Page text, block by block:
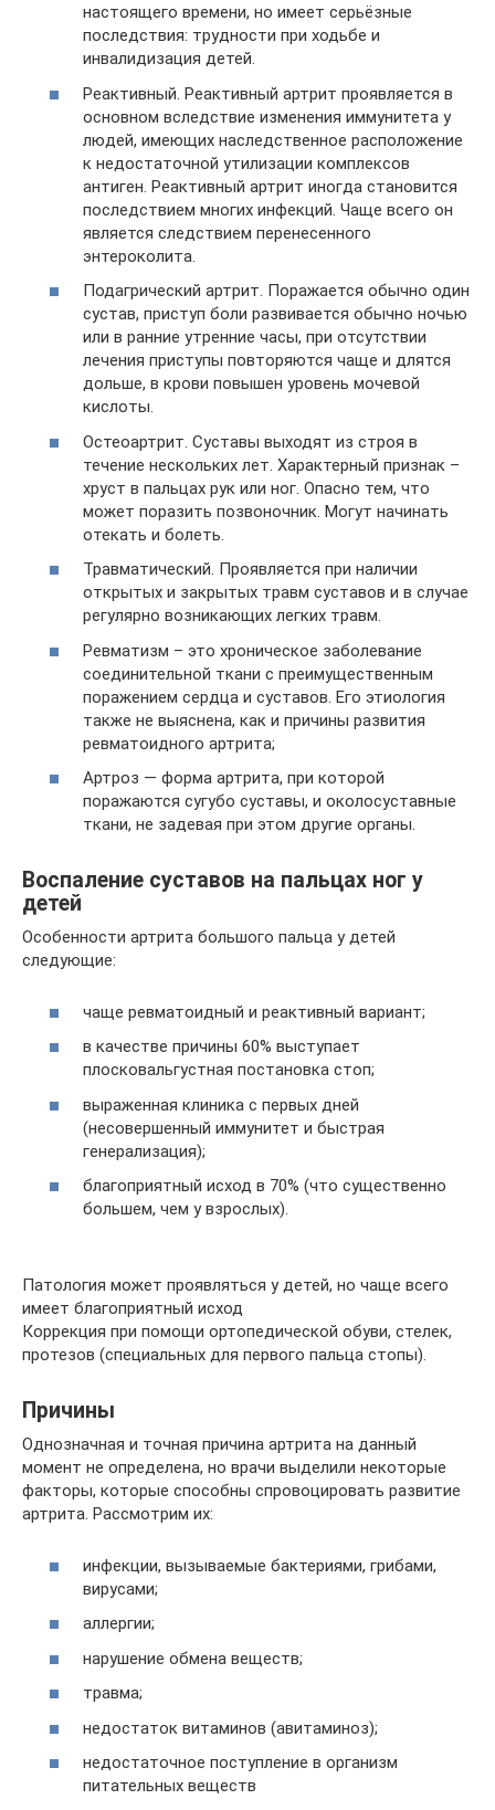
настоящего времени, но имеет серьёзные
последствия: трудности при ходьбе и
инвалидизация детей.
Реактивный. Реактивный артрит проявляется в
основном вследствие изменения иммунитета у
людей, имеющих наследственное расположение
к недостаточной утилизации комплексов
антиген. Реактивный артрит иногда становится
последствием многих инфекций. Чаще всего он
является следствием перенесенного
энтероколита.
Подагрический артрит. Поражается обычно один
сустав, приступ боли развивается обычно ночью
или в ранние утренние часы, при отсутствии
лечения приступы повторяются чаще и длятся
дольше, в крови повышен уровень мочевой
кислоты.
Остеоартрит. Суставы выходят из строя в
течение нескольких лет. Характерный признак –
хруст в пальцах рук или ног. Опасно тем, что
может поразить позвоночник. Могут начинать
отекать и болеть.
Травматический. Проявляется при наличии
открытых и закрытых травм суставов и в случае
регулярно возникающих легких травм.
Ревматизм – это хроническое заболевание
соединительной ткани с преимущественным
поражением сердца и суставов. Его этиология
также не выяснена, как и причины развития
ревматоидного артрита;
Артроз — форма артрита, при которой
поражаются сугубо суставы, и околосуставные
ткани, не задевая при этом другие органы.
Воспаление суставов на пальцах ног у
детей
Особенности артрита большого пальца у детей
следующие:
чаще ревматоидный и реактивный вариант;
в качестве причины 60% выступает
плосковальгустная постановка стоп;
выраженная клиника с первых дней
(несовершенный иммунитет и быстрая
генерализация);
благоприятный исход в 70% (что существенно
большем, чем у взрослых).
Патология может проявляться у детей, но чаще всего
имеет благоприятный исход
Коррекция при помощи ортопедической обуви, стелек,
протезов (специальных для первого пальца стопы).
Причины
Однозначная и точная причина артрита на данный
момент не определена, но врачи выделили некоторые
факторы, которые способны спровоцировать развитие
артрита. Рассмотрим их:
инфекции, вызываемые бактериями, грибами,
вирусами;
аллергии;
нарушение обмена веществ;
травма;
недостаток витаминов (авитаминоз);
недостаточное поступление в организм
питательных веществ